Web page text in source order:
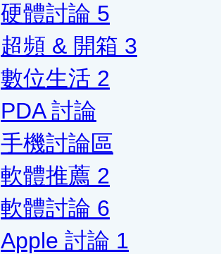
硬體討論 5
超頻 & 開箱 3
數位生活 2
PDA 討論
手機討論區
軟體推薦 2
軟體討論 6
Apple 討論 1